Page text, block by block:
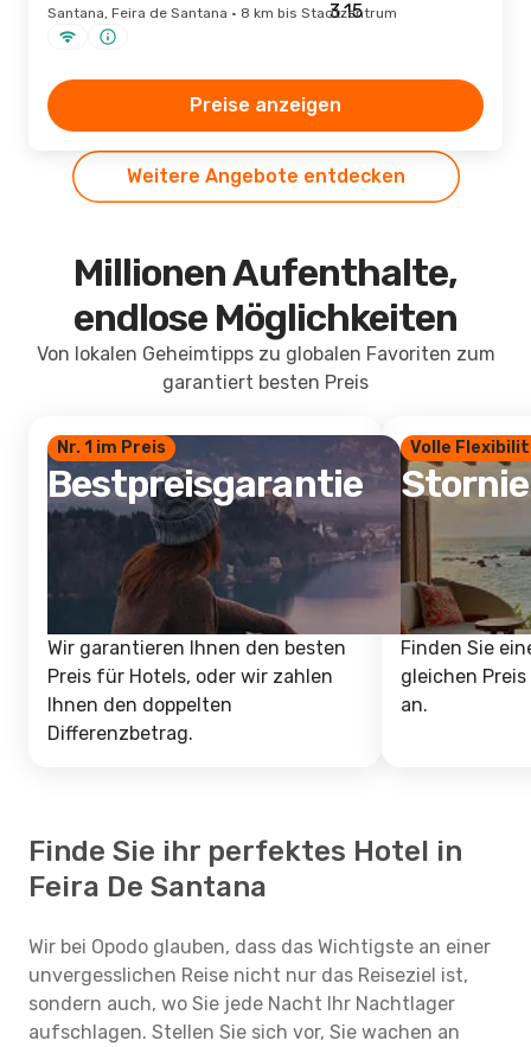
Santana, Feira de Santana · 8 km bis Stadtzentrum
Preise anzeigen
Weitere Angebote entdecken
Millionen Aufenthalte,
endlose Möglichkeiten
Von lokalen Geheimtipps zu globalen Favoriten zum
garantiert besten Preis
Nr. 1 im Preis
Bestpreisgarantie
Wir garantieren Ihnen den besten
Preis für Hotels, oder wir zahlen
Ihnen den doppelten
Differenzbetrag.
Volle
Finden Sie
gleichen
an.
Finde Sie ihr perfektes Hotel in
Feira De Santana
Wir bei Opodo glauben, dass das Wichtigste an einer
unvergesslichen Reise nicht nur das Reiseziel ist,
sondern auch, wo Sie jede Nacht Ihr Nachtlager
aufschlagen. Stellen Sie sich vor, Sie wachen an